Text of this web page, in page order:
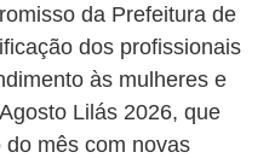
da Prefeitura de
dos profissionais
às mulheres e
Lilás 2026, que
mês com novas